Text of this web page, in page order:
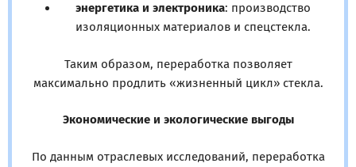
энергетика и электроника: производство
изоляционных материалов и спецстекла.
Таким образом, переработка позволяет
максимально продлить «жизненный цикл» стекла.
Экономические и экологические выгоды
По данным отраслевых исследований, переработка